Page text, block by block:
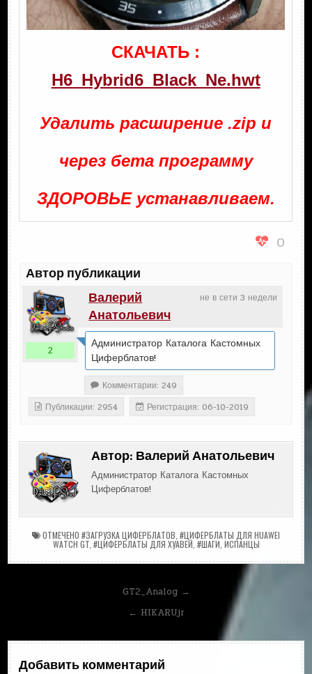
СКАЧАТЬ :
H6_Hybrid6_Black_Ne.hwt
Удалить расширение .zip и
через бета программу
ЗДОРОВЬЕ устанавливаем.
0
Автор публикации
не в сети 3 недели
Валерий
Анатольевич
2
Администратор Каталога Кастомных
Циферблатов!
Комментарии: 249
Публикации: 2954
Регистрация: 06-10-2019
Автор: Валерий Анатольевич
Администратор Каталога Кастомных
Циферблатов!
ОТМЕЧЕНО #ЗАГРУЗКА ЦИФЕРБЛАТОВ #ЦИФЕРБЛАТЫ ДЛЯ HUAWEI
WATCH GT, #ЦИФЕРБЛАТЫ ДЛЯ ХУАВЕЙ #ШАГИ ИСПАНЦЫ
GT2_Analog →
← HIKARUjr
Добавить комментарий